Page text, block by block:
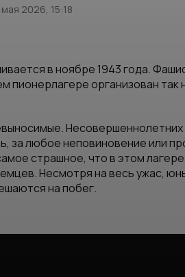
2026, 15:18
в ноябре 1943 года.
пионерлагере организован
за любое неповиновение или
страшное, что в этом
Несмотря на весь ужас,
на побег.